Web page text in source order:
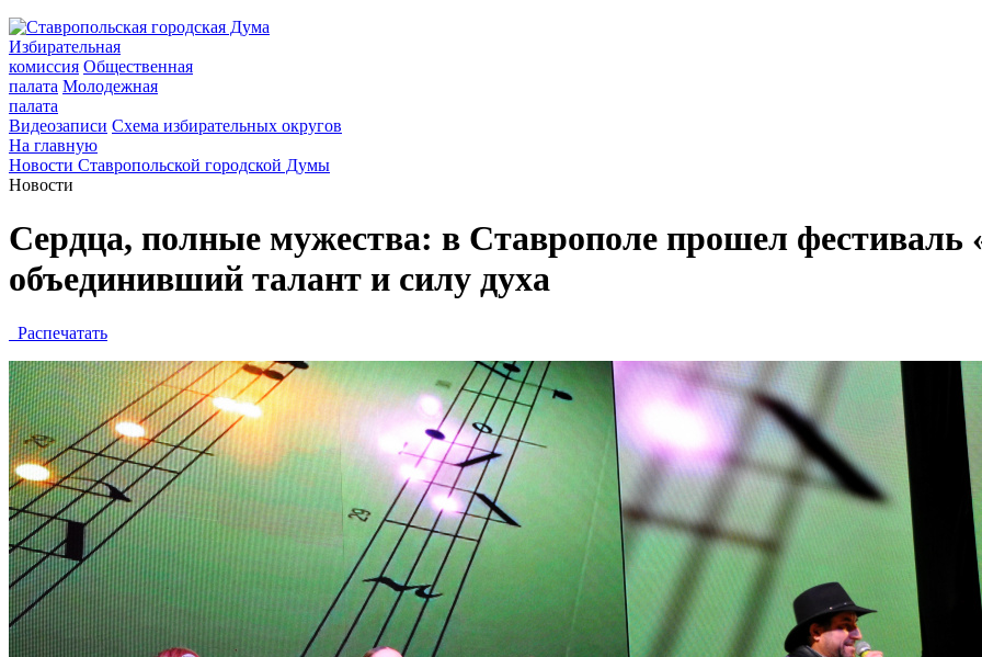
Избирательная
комиссия Общественная
палата Молодежная
палата
Видеозаписи Схема избирательных округов
На главную
Новости Ставропольской городской Думы
Новости
Сердца, полные мужества: в Ставрополе прошел
объединивший талант и силу духа
Распечатать